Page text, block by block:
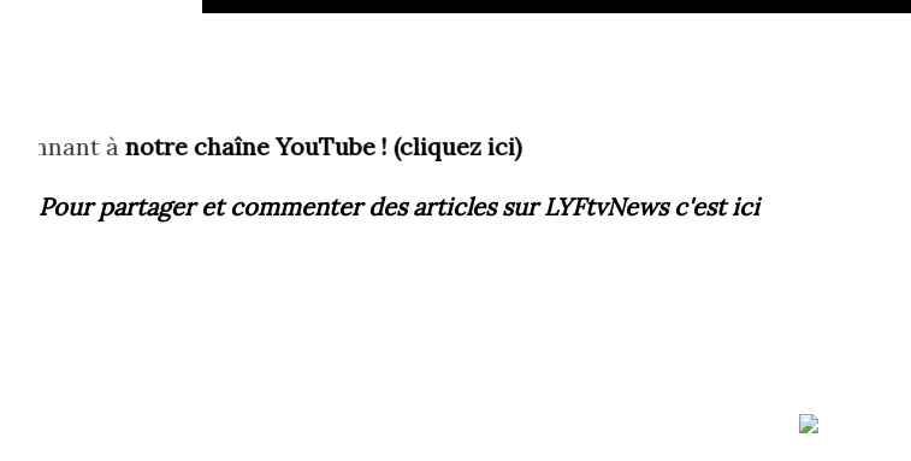
c
l
ànotre chaîne YouTube ! (cliquez ici)
Pour partager et commenter des articlessur LYFtvNewsc'est ici